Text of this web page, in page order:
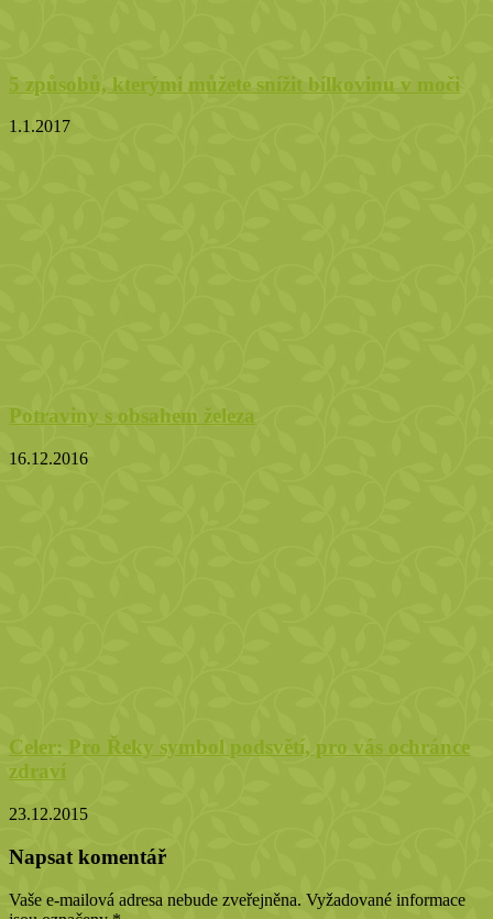
5 způsobů, kterými můžete snížit bílkovinu v moči
1.1.2017
Potraviny s obsahem železa
16.12.2016
Celer: Pro Řeky symbol podsvětí, pro vás ochránce
zdraví
23.12.2015
Napsat komentář
Vaše e-mailová adresa nebude zveřejněna. Vyžadované informace